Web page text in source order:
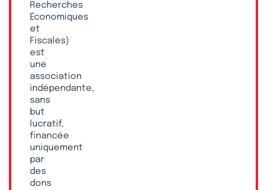
Recherches
Économiques
et
Fiscales)
est
une
association
indépendante,
sans
but
lucratif,
financée
uniquement
par
des
dons